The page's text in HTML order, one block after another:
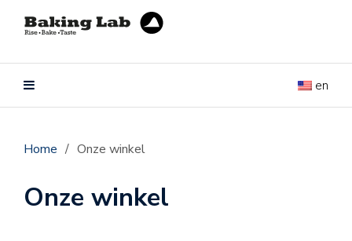
en
Home / Onze winkel
Onze winkel